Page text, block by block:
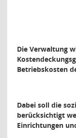
Die Verwaltung
Betriebskosten
Dabei soll die
berücksichtigt
Einrichtungen